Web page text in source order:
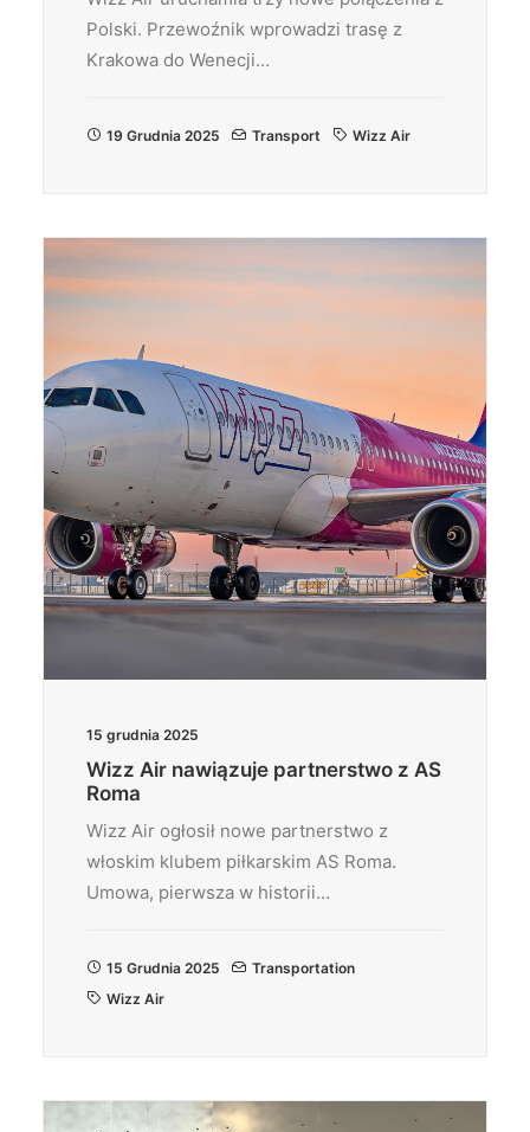
Polski. Przewoźnik wprowadzi trasę z
Krakowa do Wenecji…
19 Grudnia 2025 Transport Wizz Air
15 grudnia 2025
Wizz Air nawiązuje partnerstwo z AS
Roma
Wizz Air ogłosił nowe partnerstwo z
włoskim klubem piłkarskim AS Roma.
Umowa, pierwsza w historii…
15 Grudnia 2025
Transportation
Wizz Air